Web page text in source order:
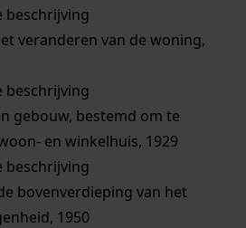
beschrijving
veranderen van de woning,
beschrijving
gebouw, bestemd om te
en winkelhuis, 1929
beschrijving
bovenverdieping van het
1950